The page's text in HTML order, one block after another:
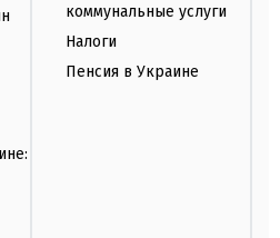
коммунальные услуги
Налоги
Пенсия в Украине